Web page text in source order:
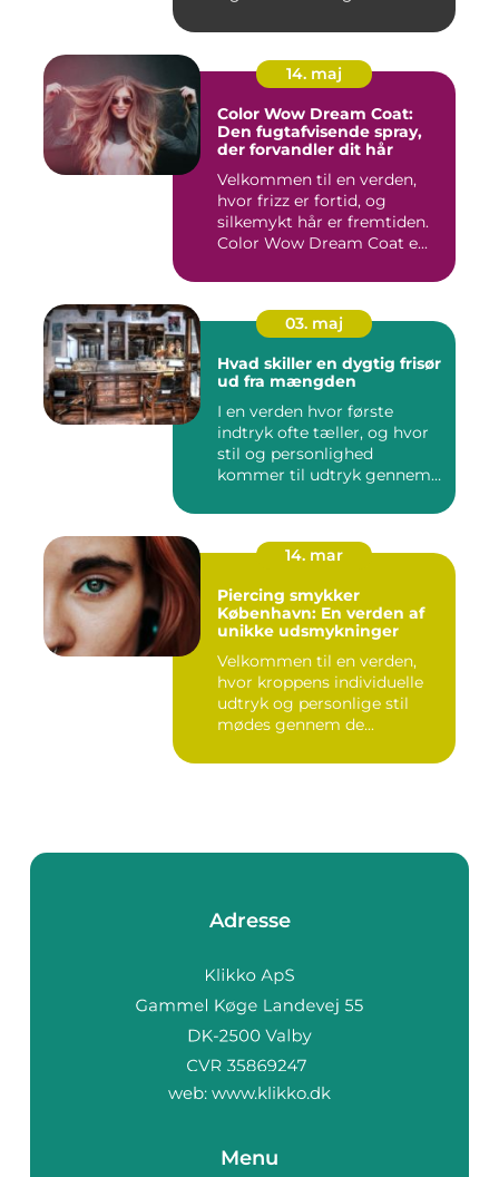
14. maj
Color Wow Dream Coat:
Den fugtafvisende spray,
der forvandler dit hår
Velkommen til en verden,
hvor frizz er fortid, og
silkemykt hår er fremtiden.
Color Wow Dream Coat e...
03. maj
Hvad skiller en dygtig frisør
ud fra mængden
I en verden hvor første
indtryk ofte tæller, og hvor
stil og personlighed
kommer til udtryk gennem
14. mar
Piercing smykker
København: En verden af
unikke udsmykninger
Velkommen til en verden,
hvor kroppens individuelle
udtryk og personlige stil
mødes gennem de...
Adresse
web: www.klikko.dk
Menu